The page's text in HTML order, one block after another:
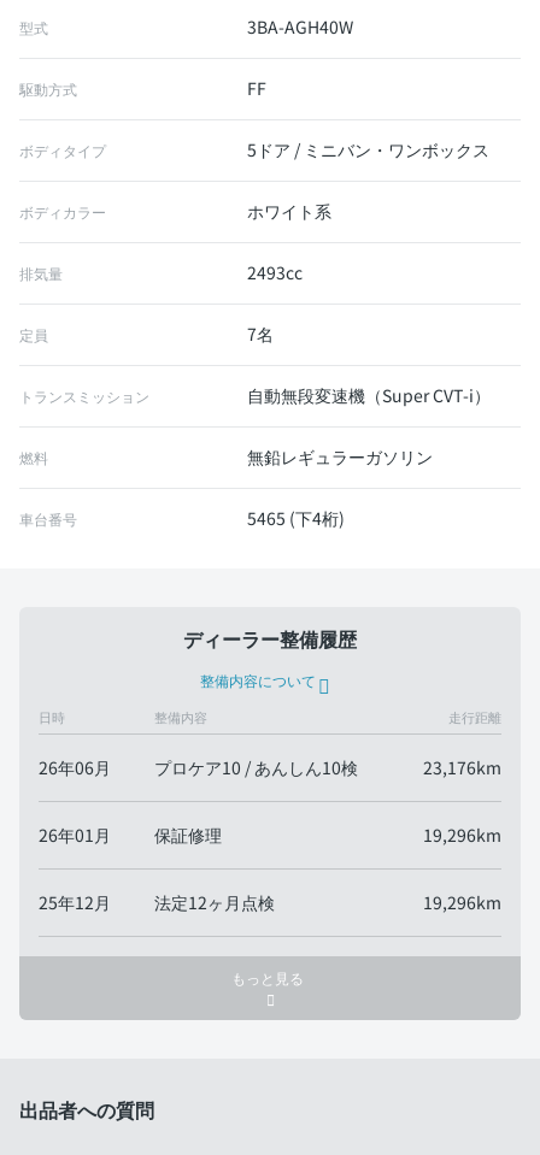
型式 3BA-AGH40W
駆動方式 FF
ボディタイプ 5ドア / ミニバン・ワンボックス
ボディカラー ホワイト系
排気量 2493cc
定員 7名
トランスミッション 自動無段変速機（Super CVT-i）
燃料 無鉛レギュラーガソリン
車台番号 5465 (下4桁)
ディーラー整備履歴
整備内容について
日時 整備内容 走行距離
26年06月 プロケア10 / あんしん10検 23,176km
26年01月 保証修理 19,296km
25年12月 法定12ヶ月点検 19,296km
もっと見る
出品者への質問